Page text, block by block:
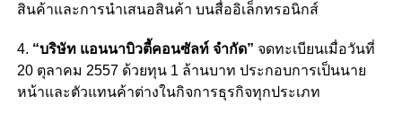
สินค้าและการนำเสนอสินค้า บนสื่ออิเล็กทรอนิกส์
4. “บริษัท แอนนาบิวตี้คอนซัลท์ จำกัด” จดทะเบียนเมื่อวันที่
20 ตุลาคม 2557 ด้วยทุน 1 ล้านบาท ประกอบการเป็นนาย
หน้าและตัวแทนค้าต่างในกิจการธุรกิจทุกประเภท